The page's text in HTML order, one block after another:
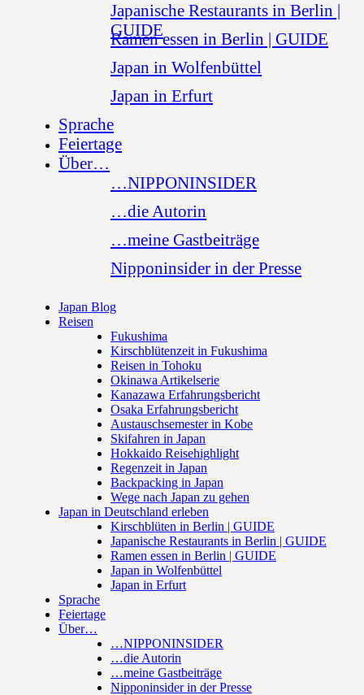
Japanische Restaurants in Berlin |
GUIDE
Ramen essen in Berlin | GUIDE
Japan in Wolfenbüttel
Japan in Erfurt
Sprache
Feiertage
Über…
…NIPPONINSIDER
…die Autorin
…meine Gastbeiträge
Nipponinsider in der Presse
Japan Blog
Reisen
Fukushima
Kirschblütenzeit in Fukushima
Reisen in Tohoku
Okinawa Artikelserie
Kanazawa Erfahrungsbericht
Osaka Erfahrungsbericht
Austauschsemester in Kobe
Skifahren in Japan
Hokkaido Reisehighlight
Regenzeit in Japan
Backpacking in Japan
Wege nach Japan zu gehen
Japan in Deutschland erleben
Kirschblüten in Berlin | GUIDE
Japanische Restaurants in Berlin | GUIDE
Ramen essen in Berlin | GUIDE
Japan in Wolfenbüttel
Japan in Erfurt
Sprache
Feiertage
Über…
…NIPPONINSIDER
…die Autorin
…meine Gastbeiträge
Nipponinsider in der Presse